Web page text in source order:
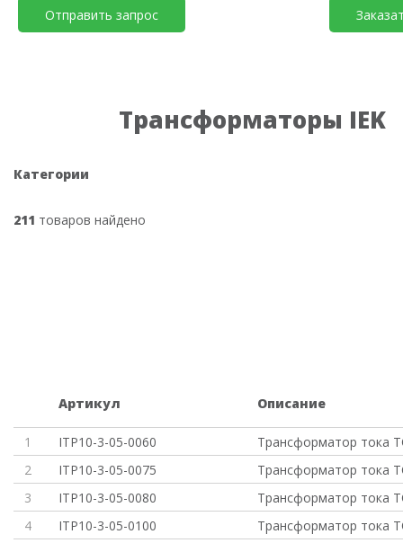
Отправить запрос
Трансформаторы IEK
Категории
211 товаров найдено
Артикул Описание
1 ITP10-3-05-0060
Трансформатор тока
2
ITP10-3-05-0075
Трансформатор тока
3
ITP10-3-05-0080
Трансформатор тока
4
ITP10-3-05-0100
Трансформатор тока